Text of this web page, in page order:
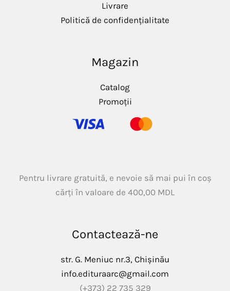
Livrare
Politică de confidențialitate
Magazin
Catalog
Promoții
Pentru livrare gratuită, e nevoie să mai pui în coș
cărți în valoare de 400,00 MDL
Contactează-ne
str. G. Meniuc nr.3, Chișinău
info.edituraarc@gmail.com
(+373) 22 735 329